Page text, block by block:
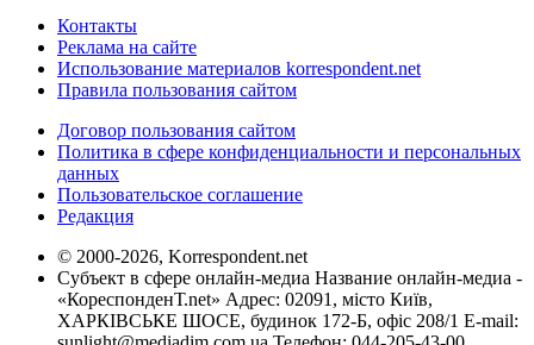
Контакты
Реклама на сайте
Использование материалов korrespondent.net
Правила пользования сайтом
Договор пользования сайтом
Политика в сфере конфиденциальности и персональных
данных
Пользовательское соглашение
Редакция
© 2000-2026, Korrespondent.net
Субъект в сфере онлайн-медиа Название онлайн-медиа -
«КореспонденТ.net» Адрес: 02091, місто Київ,
ХАРКІВСЬКЕ ШОСЕ, будинок 172-Б, офіс 208/1 E-mail: